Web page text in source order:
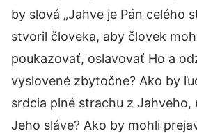
by slová „Jahve je Pán celého
stvoril človeka, aby človek
poukazovať, oslavovať Ho a
vyslovené zbytočne? Ako by
srdcia plné strachu z Jahveho,
Jeho sláve? Ako by mohli